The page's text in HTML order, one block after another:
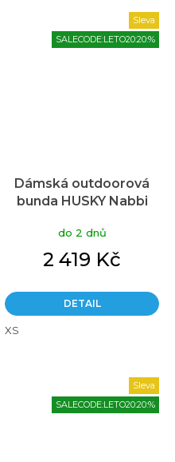
Sleva
SALECODE:LETO20:20:%
Dámská outdoorová
bunda HUSKY Nabbi
Průměrné
produktu
je
5,0
5
hvězdiček.
do 2 dnů
2 419 Kč
DETAIL
XS
Sleva
SALECODE:LETO20:20:%